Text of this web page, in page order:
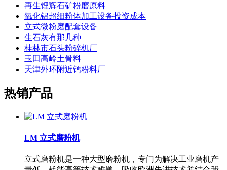
再生锂辉石矿粉磨原料
氧化铝超细粉体加工设备投资成本
立式微粉磨配套设备
生石灰有那几种
桂林市石头粉碎机厂
玉田高岭土骨料
天津外环附近钙粉料厂
热销产品
LM 立式磨粉机
立式磨粉机是一种大型磨粉机，专门为解决工业磨机产